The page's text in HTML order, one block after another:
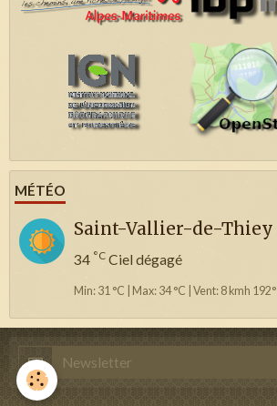
MÉTÉO
Saint-Vallier-de-Thiey
34 °C Ciel dégagé
Min: 31 °C | Max: 34 °C | Vent: 8 kmh 192°